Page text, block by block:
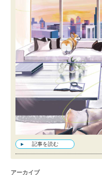
記事を読む
アーカイブ